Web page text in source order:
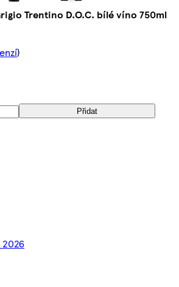
Trentino D.O.C. bílé víno 750ml
)
Přidat
2026